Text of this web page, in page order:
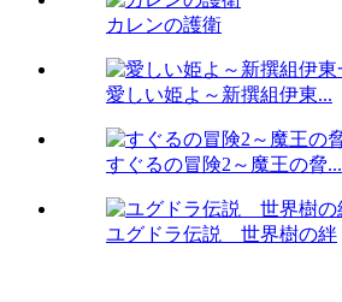
カレンの護衛
愛しい姫よ～新撰組伊東...
すぐるの冒険2～魔王の脅...
ユグドラ伝説 世界樹の絆